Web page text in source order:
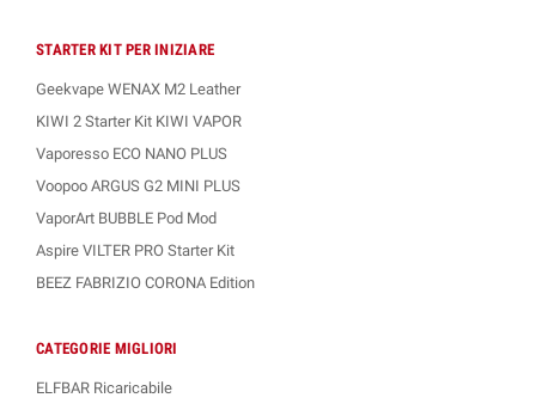
STARTER KIT PER INIZIARE
Geekvape WENAX M2 Leather
KIWI 2 Starter Kit KIWI VAPOR
Vaporesso ECO NANO PLUS
Voopoo ARGUS G2 MINI PLUS
VaporArt BUBBLE Pod Mod
Aspire VILTER PRO Starter Kit
BEEZ FABRIZIO CORONA Edition
CATEGORIE MIGLIORI
ELFBAR Ricaricabile